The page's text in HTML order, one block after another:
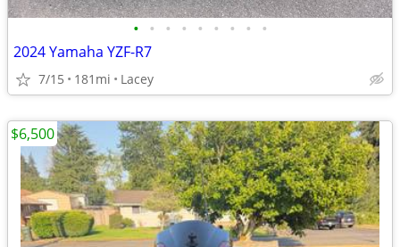
• • • • • • • • •
2024 Yamaha YZF-R7
7/15 181mi Lacey
$6,500